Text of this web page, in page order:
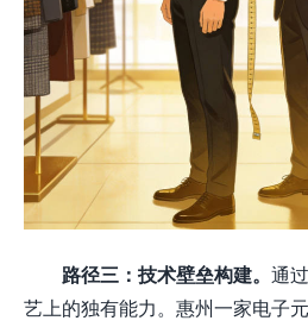
路径三：技术壁垒构建。 通
艺上的独有能力。惠州一家电子